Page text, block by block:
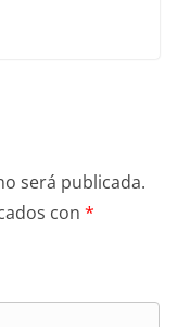
será publicada.
con *